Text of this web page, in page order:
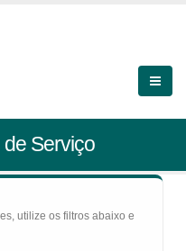
Serviço
utilize os filtros abaixo e